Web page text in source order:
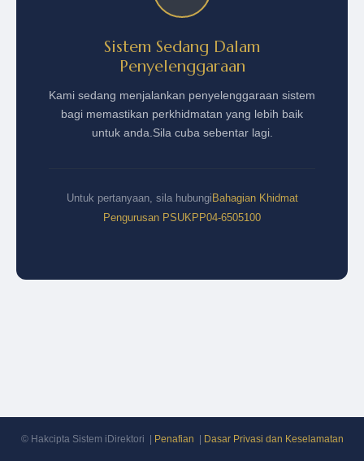
Sistem Sedang Dalam
Penyelenggaraan
Kami sedang menjalankan penyelenggaraan sistem
bagi memastikan perkhidmatan yang lebih baik
untuk anda. Sila cuba sebentar lagi.
Untuk pertanyaan, sila hubungi Bahagian Khidmat
Pengurusan PSUKPP04-6505100
© Hakcipta Sistem iDirektori | Penafian Dasar Privasi dan Keselamatan